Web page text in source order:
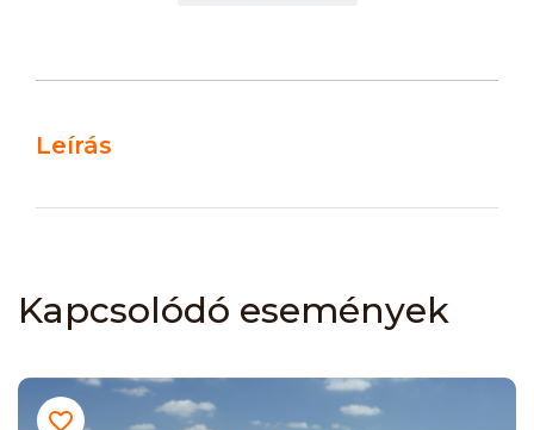
Leírás
Kapcsolódó események